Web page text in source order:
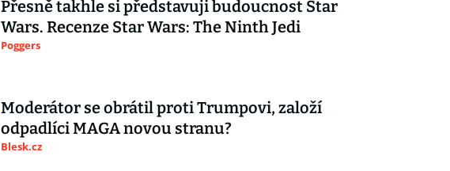
Přesně takhle si představuji budoucnost Star
Wars. Recenze Star Wars: The Ninth Jedi
Poggers
Moderátor se obrátil proti Trumpovi, založí
odpadlíci MAGA novou stranu?
Blesk.cz